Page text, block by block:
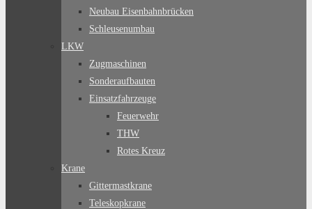
Neubau Eisenbahnbrücken
Schleusenumbau
LKW
Zugmaschinen
Sonderaufbauten
Einsatzfahrzeuge
Feuerwehr
THW
Rotes Kreuz
Krane
Gittermastkrane
Teleskopkrane